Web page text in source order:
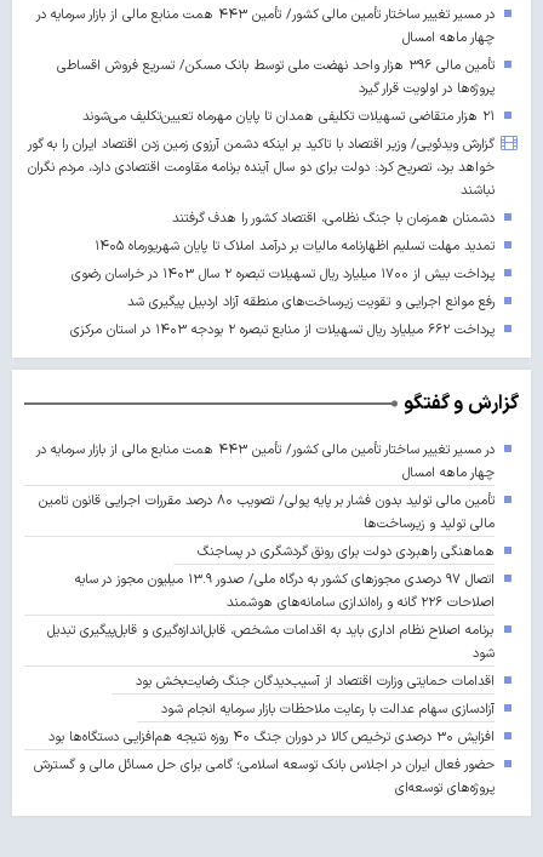
در مسیر تغییر ساختار تأمین مالی کشور/ تأمین ۴۴۳ همت منابع مالی از بازار سرمایه در
چهار ماهه امسال
تأمین مالی ۳۹۶ هزار واحد نهضت ملی توسط بانک مسکن/ تسریع فروش اقساطی
پروژه‌ها در اولویت قرار گیرد
۲۱ هزار متقاضی تسهیلات تکلیفی همدان تا پایان مهرماه تعیین‌تکلیف می‌شوند
گزارش ویدئویی/ وزیر اقتصاد با تاکید بر اینکه دشمن آرزوی زمین زدن اقتصاد ایران را به گور
خواهد برد، تصریح کرد: دولت برای دو سال آینده برنامه مقاومت اقتصادی دارد، مردم نگران
نباشند
دشمنان همزمان با جنگ نظامی، اقتصاد کشور را هدف گرفتند
تمدید مهلت تسلیم اظهارنامه مالیات بر درآمد املاک تا پایان شهریورماه ۱۴۰۵
پرداخت بیش از ۱۷۰۰ میلیارد ریال تسهیلات تبصره ۲ سال ۱۴۰۳ در خراسان رضوی
رفع موانع اجرایی و تقویت زیرساخت‌های منطقه آزاد اردبیل پیگیری شد
پرداخت ۶۶۲ میلیارد ریال تسهیلات از منابع تبصره ۲ بودجه ۱۴۰۳ در استان مرکزی
گزارش و گفتگو
در مسیر تغییر ساختار تأمین مالی کشور/ تأمین ۴۴۳ همت منابع مالی از بازار سرمایه در
چهار ماهه امسال
تأمین مالی تولید بدون فشار بر پایه پولی/ تصویب ۸۰ درصد مقررات اجرایی قانون تامین
مالی تولید و زیرساخت‌ها
هماهنگی راهبردی دولت برای رونق گردشگری در پساجنگ
اتصال ۹۷ درصدی مجوزهای کشور به درگاه ملی/ صدور ۱۳.۹ میلیون مجوز در سایه
اصلاحات ۲۲۶ گانه و راه‌اندازی سامانه‌های هوشمند
برنامه اصلاح نظام اداری باید به اقدامات مشخص، قابل‌اندازه‌گیری و قابل‌پیگیری تبدیل
شود
اقدامات حمایتی وزارت اقتصاد از آسیب‌دیدگان جنگ رضایت‌بخش بود
آزادسازی سهام عدالت با رعایت ملاحظات بازار سرمایه انجام شود
افزایش ۳۰ درصدی ترخیص کالا در دوران جنگ ۴۰ روزه نتیجه هم‌افزایی دستگاه‌ها بود
حضور فعال ایران در اجلاس بانک توسعه اسلامی؛ گامی برای حل مسائل مالی و گسترش
پروژه‌های توسعه‌ای